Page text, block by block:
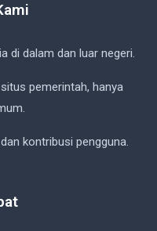
di dalam dan luar negeri.
pemerintah, hanya
dan kontribusi pengguna.